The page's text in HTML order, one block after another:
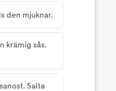
den mjuknar.
krämig sås.
Salta